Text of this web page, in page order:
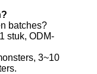
batches?
stuk, ODM-
3~10